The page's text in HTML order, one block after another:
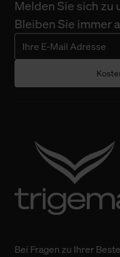
Melden Sie sich zu
Bleiben Sie immer
Bei Fragen zu Ihrer